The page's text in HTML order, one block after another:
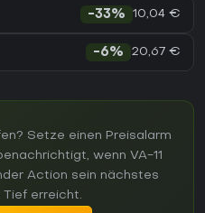
-33% 10,04 €
-6% 20,67 €
Setze einen Preisalarm
wenn VA-11
Action sein nächstes
Tief erreicht.